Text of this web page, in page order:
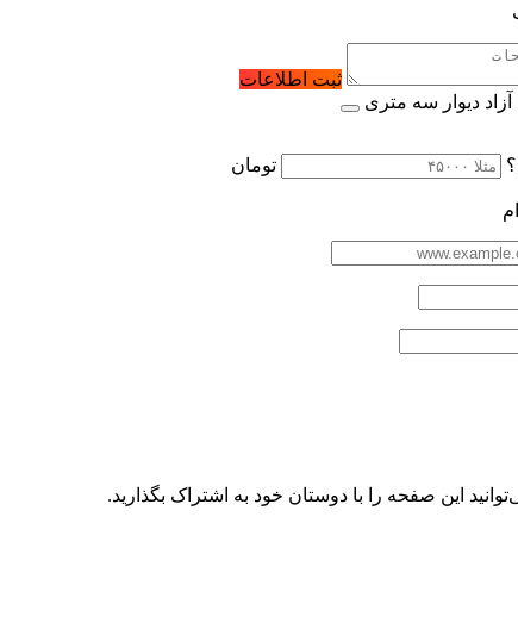
ثبت اطلاعات
دیوار سه متری
تومان
این صفحه را با دوستان خود به اشتراک بگذارید.